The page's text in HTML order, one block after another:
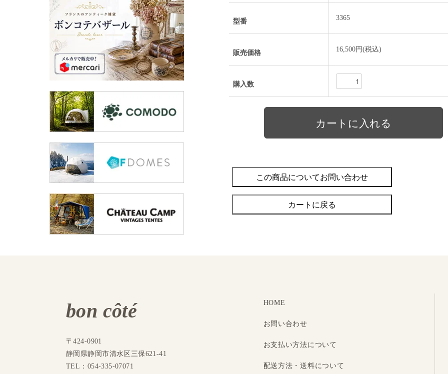
型番 3365
販売価格 16,500円(税込)
購入数
この商品についてお問い合わせ
カートに戻る
HOME
お問い合わせ
お支払い方法について
配送方法・送料について
bon côté
〒424-0901
静岡県静岡市清水区三保621-41
TEL：054-335-07071